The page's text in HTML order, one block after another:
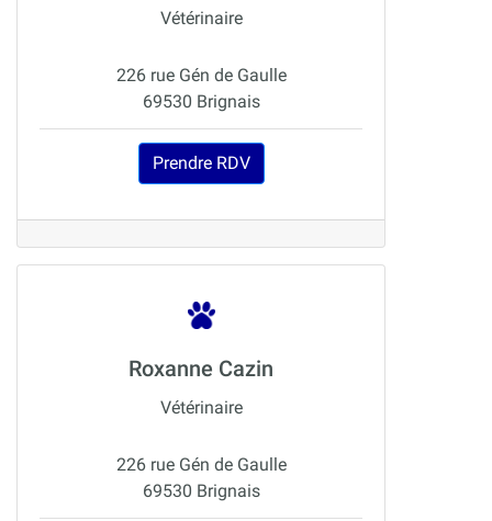
Vétérinaire
226 rue Gén de Gaulle
69530 Brignais
Prendre RDV
Roxanne Cazin
Vétérinaire
226 rue Gén de Gaulle
69530 Brignais